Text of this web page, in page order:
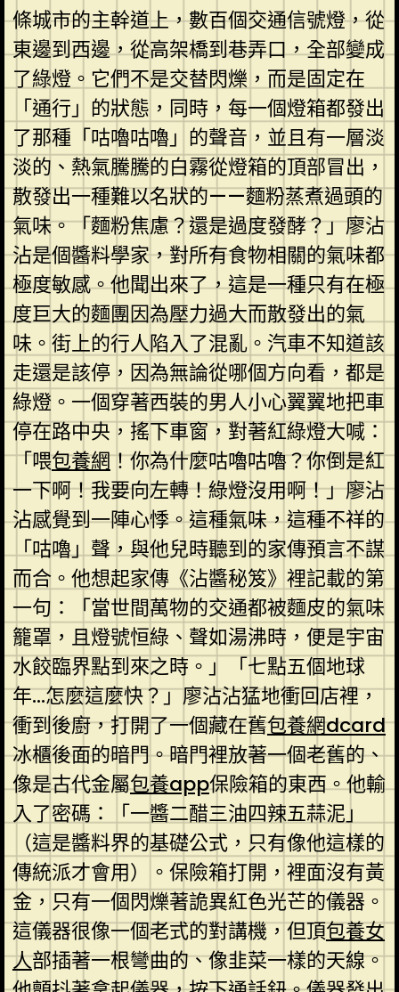
條城市的主幹道上，數百個交通信號燈，從
東邊到西邊，從高架橋到巷弄口，全部變成
了綠燈。它們不是交替閃爍，而是固定在
「通行」的狀態，同時，每一個燈箱都發出
了那種「咕嚕咕嚕」的聲音，並且有一層淡
淡的、熱氣騰騰的白霧從燈箱的頂部冒出，
散發出一種難以名狀的——麵粉蒸煮過頭的
氣味。「麵粉焦慮？還是過度發酵？」廖沾
沾是個醬料學家，對所有食物相關的氣味都
極度敏感。他聞出來了，這是一種只有在極
度巨大的麵團因為壓力過大而散發出的氣
味。街上的行人陷入了混亂。汽車不知道該
走還是該停，因為無論從哪個方向看，都是
綠燈。一個穿著西裝的男人小心翼翼地把車
停在路中央，搖下車窗，對著紅綠燈大喊：
「喂包養網！你為什麼咕嚕咕嚕？你倒是紅
一下啊！我要向左轉！綠燈沒用啊！」廖沾
沾感覺到一陣心悸。這種氣味，這種不祥的
「咕嚕」聲，與他兒時聽到的家傳預言不謀
而合。他想起家傳《沾醬秘笈》裡記載的第
一句：「當世間萬物的交通都被麵皮的氣味
籠罩，且燈號恒綠、聲如湯沸時，便是宇宙
水餃臨界點到來之時。」「七點五個地球
年…怎麼這麼快？」廖沾沾猛地衝回店裡，
衝到後廚，打開了一個藏在舊包養網dcard
冰櫃後面的暗門。暗門裡放著一個老舊的、
像是古代金屬包養app保險箱的東西。他輸
入了密碼：「一醬二醋三油四辣五蒜泥」
（這是醬料界的基礎公式，只有像他這樣的
傳統派才會用）。保險箱打開，裡面沒有黃
金，只有一個閃爍著詭異紅色光芒的儀器。
這儀器很像一個老式的對講機，但頂包養女
人部插著一根彎曲的、像韭菜一樣的天線。